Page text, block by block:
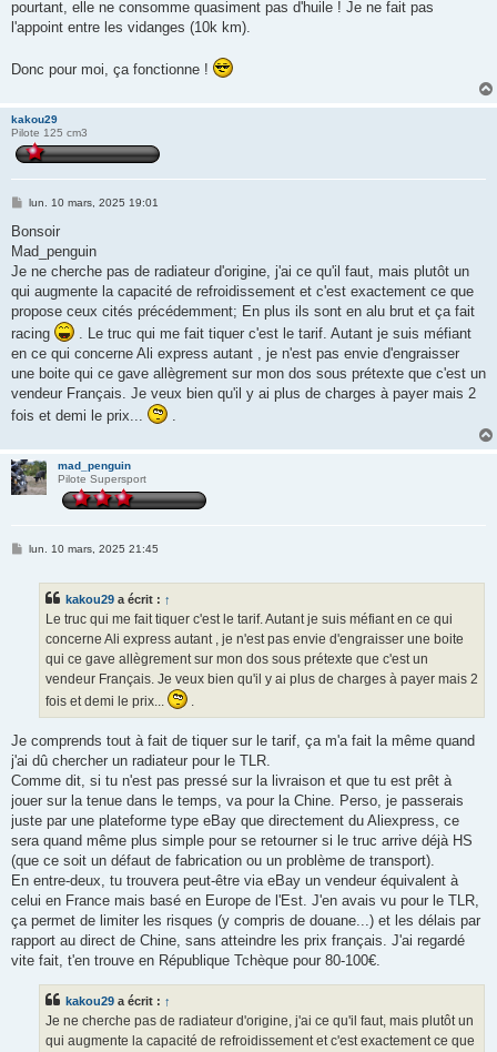
pourtant, elle ne consomme quasiment pas d'huile ! Je ne fait pas
l'appoint entre les vidanges (10k km).
Donc pour moi, ça fonctionne !
kakou29
Pilote 125 cm3
M
s
a
g
lun. 10 mars, 2025 19:01
Bonsoir
Mad_penguin
Je ne cherche pas de radiateur d'origine, j'ai ce qu'il faut, mais plutôt un
qui augmente la capacité de refroidissement et c'est exactement ce que
propose ceux cités précédemment; En plus ils sont en alu brut et ça fait
racing
. Le truc qui me fait tiquer c'est le tarif. Autant je suis méfiant
en ce qui concerne Ali express autant , je n'est pas envie d'engraisser
une boite qui ce gave allègrement sur mon dos sous prétexte que c'est un
vendeur Français. Je veux bien qu'il y ai plus de charges à payer mais 2
fois et demi le prix...
.
mad_penguin
Pilote Supersport
Mlun. 10 mars, 2025 21:45
kakou29 a écrit : ↑
Le truc qui me fait tiquer c'est le tarif. Autant je suis méfiant en ce qui
concerne Ali express autant , je n'est pas envie d'engraisser une boite
qui ce gave allègrement sur mon dos sous prétexte que c'est un
vendeur Français. Je veux bien qu'il y ai plus de charges à payer mais 2
fois et demi le prix...
Je comprends tout à fait de tiquer sur le tarif, ça m'a fait la même quand
j'ai dû chercher un radiateur pour le TLR.
Comme dit, si tu n'est pas pressé sur la livraison et que tu est prêt à
jouer sur la tenue dans le temps, va pour la Chine. Perso, je passerais
juste par une plateforme type eBay que directement du Aliexpress, ce
sera quand même plus simple pour se retourner si le truc arrive déjà HS
(que ce soit un défaut de fabrication ou un problème de transport).
En entre-deux, tu trouvera peut-être via eBay un vendeur équivalent à
celui en France mais basé en Europe de l'Est. J'en avais vu pour le TLR,
ça permet de limiter les risques (y compris de douane...) et les délais par
rapport au direct de Chine, sans atteindre les prix français. J'ai regardé
vite fait, t'en trouve en République Tchèque pour 80-100€.
kakou29 a écrit : ↑
Je ne cherche pas de radiateur d'origine, j'ai ce qu'il faut, mais plutôt un
qui augmente la capacité de refroidissement et c'est exactement ce que